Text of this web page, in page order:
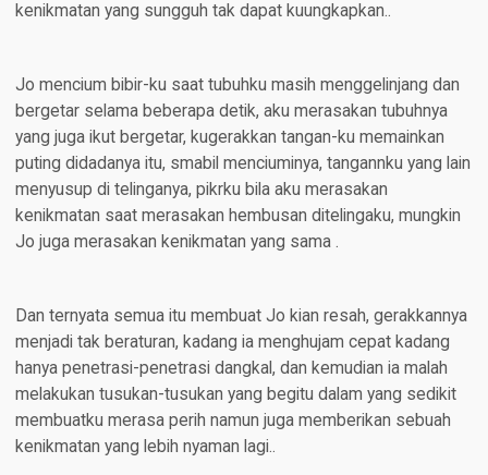
kenikmatan yang sungguh tak dapat kuungkapkan..
Jo mencium bibir-ku saat tubuhku masih menggelinjang dan
bergetar selama beberapa detik, aku merasakan tubuhnya
yang juga ikut bergetar, kugerakkan tangan-ku memainkan
puting didadanya itu, smabil menciuminya, tangannku yang lain
menyusup di telinganya, pikrku bila aku merasakan
kenikmatan saat merasakan hembusan ditelingaku, mungkin
Jo juga merasakan kenikmatan yang sama .
Dan ternyata semua itu membuat Jo kian resah, gerakkannya
menjadi tak beraturan, kadang ia menghujam cepat kadang
hanya penetrasi-penetrasi dangkal, dan kemudian ia malah
melakukan tusukan-tusukan yang begitu dalam yang sedikit
membuatku merasa perih namun juga memberikan sebuah
kenikmatan yang lebih nyaman lagi..